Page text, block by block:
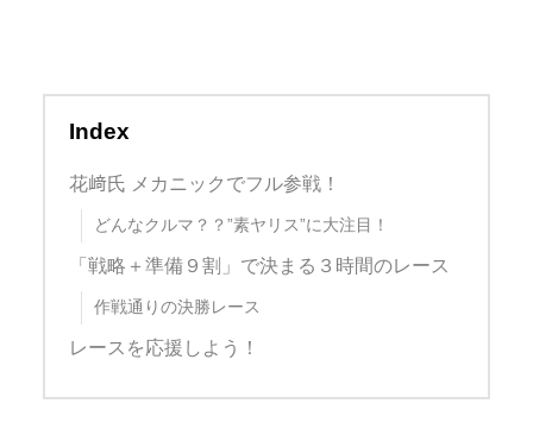
Index
花﨑氏 メカニックでフル参戦！
どんなクルマ？？”素ヤリス”に大注目！
「戦略＋準備９割」で決まる３時間のレース
作戦通りの決勝レース
レースを応援しよう！